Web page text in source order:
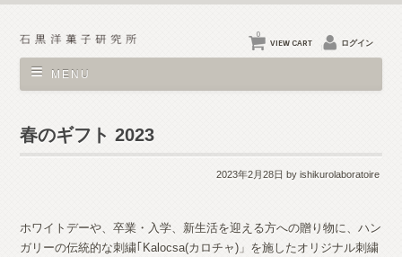
VIEW CART
0
ログイン
MENU
春のギフト 2023
2023年2月28日 by ishikurolaboratoire
ホワイトデーや、卒業・入学、新生活を迎える方への贈り物に、ハン
ガリーの伝統的な刺繍｢Kalocsa(カロチャ)」を施したオリジナル刺繍